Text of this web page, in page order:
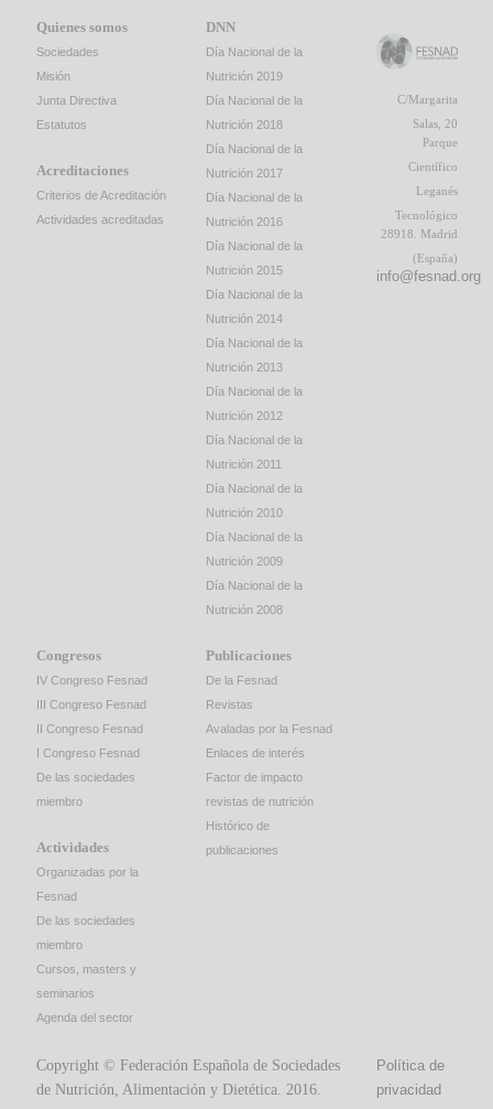
Quienes somos
Sociedades
Misión
Junta Directiva
Estatutos
Acreditaciones
Criterios de Acreditación
Actividades acreditadas
DNN
Día Nacional de la
Nutrición 2019
Día Nacional de la
Nutrición 2018
Día Nacional de la
Nutrición 2017
Día Nacional de la
Nutrición 2016
Día Nacional de la
Nutrición 2015
Día Nacional de la
Nutrición 2014
Día Nacional de la
Nutrición 2013
Día Nacional de la
Nutrición 2012
Día Nacional de la
Nutrición 2011
Día Nacional de la
Nutrición 2010
Día Nacional de la
Nutrición 2009
Día Nacional de la
Nutrición 2008
Congresos
IV Congreso Fesnad
III Congreso Fesnad
II Congreso Fesnad
I Congreso Fesnad
De las sociedades
miembro
Actividades
Organizadas por la
Fesnad
De las sociedades
miembro
Cursos, masters y
seminarios
Agenda del sector
Publicaciones
De la Fesnad
Revistas
Avaladas por la Fesnad
Enlaces de interés
Factor de impacto
revistas de nutrición
Histórico de
publicaciones
C/Margarita
Salas, 20
Parque
Científico
Leganés
Tecnológico
28918. Madrid
(España)
info@fesnad.org
Copyright © Federación Española de Sociedades
de Nutrición, Alimentación y Dietética. 2016.
Política de
privacidad